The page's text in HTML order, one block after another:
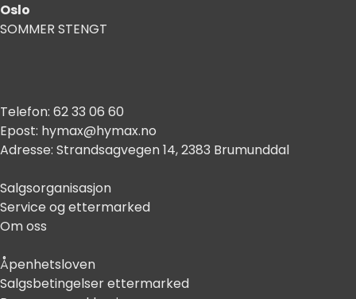
Oslo
SOMMER STENGT
Telefon: 62 33 06 60
Epost: hymax@hymax.no
Adresse: Strandsagvegen 14, 2383 Brumunddal
Salgsorganisasjon
Service og ettermarked
Om oss
Åpenhetsloven
Salgsbetingelser ettermarked